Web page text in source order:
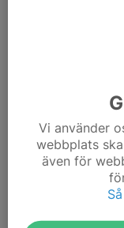
Ännu ett år, ännu en
firar vi årets längsta
Vi börjar dagen med
När vi väl har torkat
midsommarafton
Årets
15:00 – Välkomstdrink
16:00 –
Vi använder
webbplats
även för